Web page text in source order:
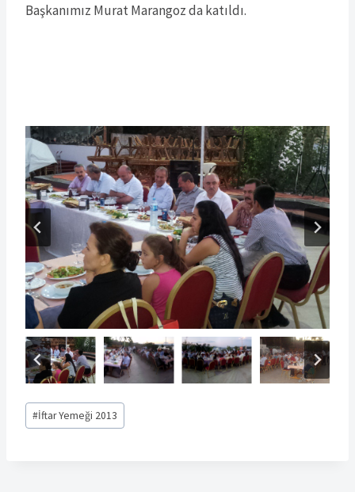
Başkanımız Murat Marangoz da katıldı.
Post
Tags:
#İftar Yemeği 2013